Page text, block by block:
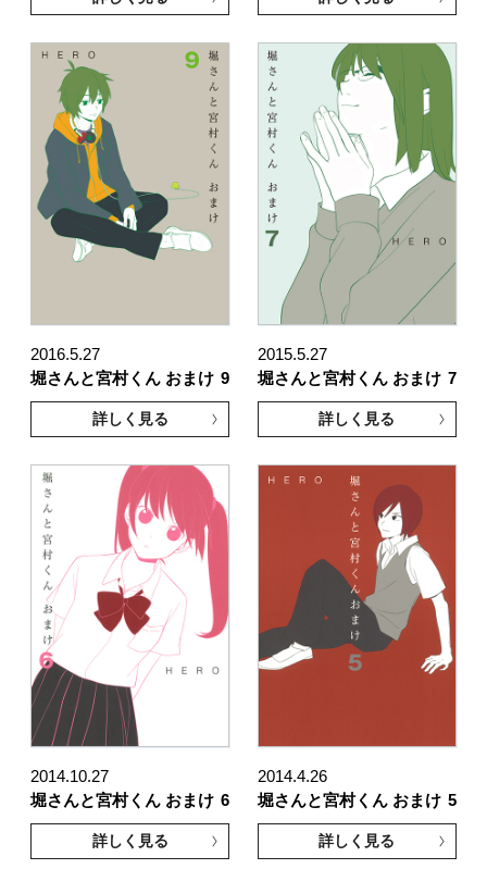
2016.5.27
堀さんと宮村くん おまけ 9
詳しく見る
2015.5.27
堀さんと宮村くん おまけ 7
詳しく見る
2014.10.27
堀さんと宮村くん おまけ 6
詳しく見る
2014.4.26
堀さんと宮村くん おまけ 5
詳しく見る